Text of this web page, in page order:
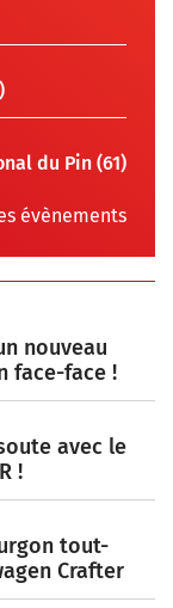
du Pin (61)
évènements
nouveau
face-face !
avec le
!
tout-
Crafter